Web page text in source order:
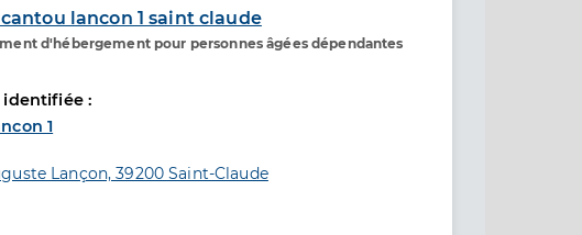
lancon 1 saint claude
d'hébergement pour personnes âgées dépendantes
de soins
identifiée :
1
Lançon, 39200 Saint-Claude